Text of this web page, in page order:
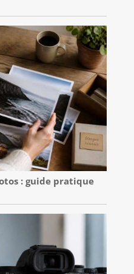
: guide pratique